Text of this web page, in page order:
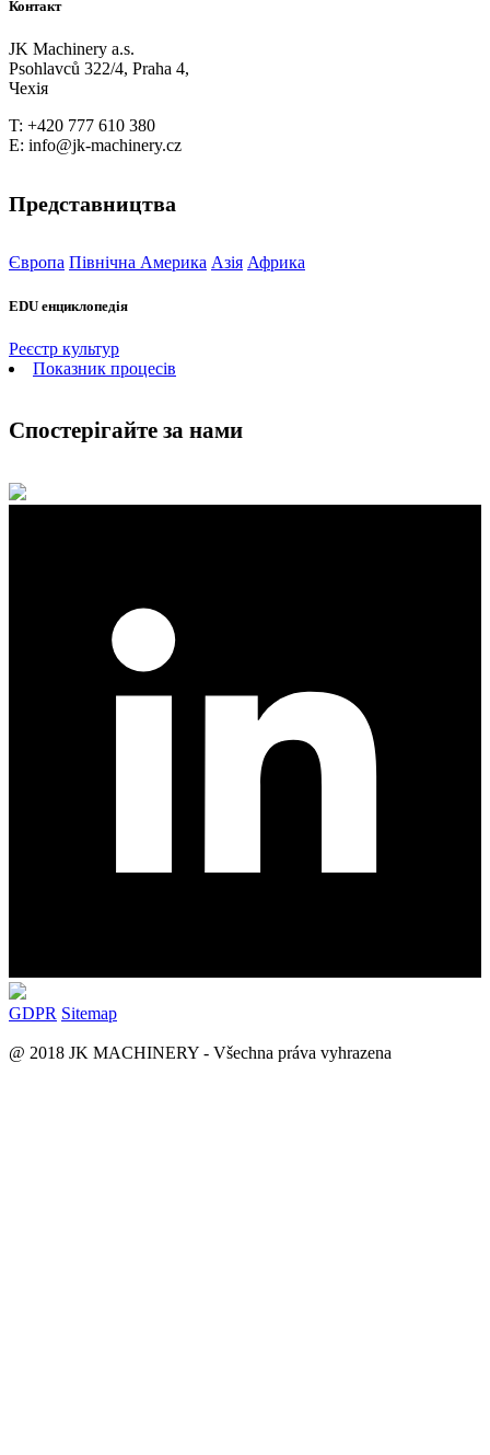
Контакт
JK Machinery a.s.
Psohlavců 322/4, Praha 4,
Чехія
T: +420 777 610 380
E: info@jk-machinery.cz
Представництва
Європа Північна Америка Азія Африка
EDU енциклопедія
Реєстр культур
Показник процесів
Спостерігайте за нами
GDPR Sitemap
@ 2018 JK MACHINERY - Všechna práva vyhrazena